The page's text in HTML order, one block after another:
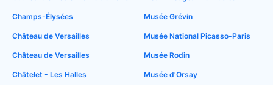
Champs-Élysées
Château de Versailles
Château de Versailles
Châtelet - Les Halles
Musée Grévin
Musée National Picasso-Paris
Musée Rodin
Musée d'Orsay